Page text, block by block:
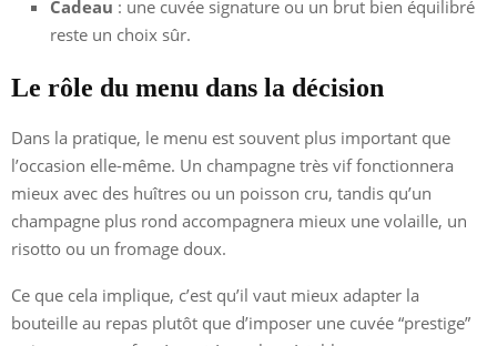
Cadeau : une cuvée signature ou un brut bien équilibré
reste un choix sûr.
Le rôle du menu dans la décision
Dans la pratique, le menu est souvent plus important que
l’occasion elle-même. Un champagne très vif fonctionnera
mieux avec des huîtres ou un poisson cru, tandis qu’un
champagne plus rond accompagnera mieux une volaille, un
risotto ou un fromage doux.
Ce que cela implique, c’est qu’il vaut mieux adapter la
bouteille au repas plutôt que d’imposer une cuvée “prestige”